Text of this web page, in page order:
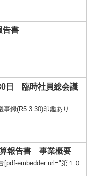
告書
日 臨時社員総会議
事録(R5.3.30)印鑑あり
報告書 事業概要
[pdf-embedder url="第１０